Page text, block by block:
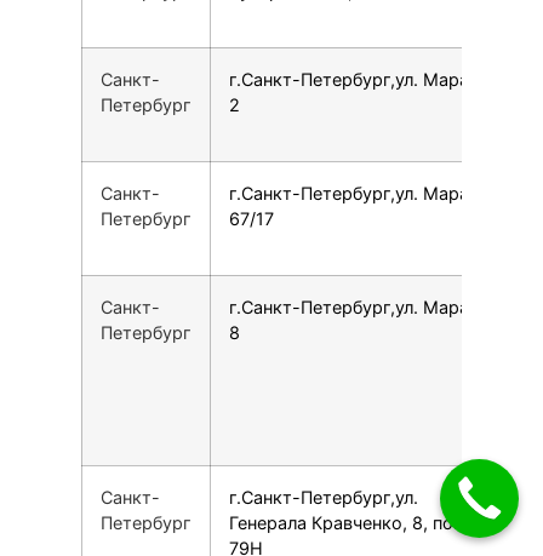
Санкт-
Петербург
г.Санкт-Петербург,ул. Марата,
2
Санкт-
Петербург
г.Санкт-Петербург,ул. Марата,
67/17
Санкт-
Петербург
г.Санкт-Петербург,ул. Марата,
8
Санкт-
Петербург
г.Санкт-Петербург,ул.
Генерала Кравченко, 8, пом.
79Н